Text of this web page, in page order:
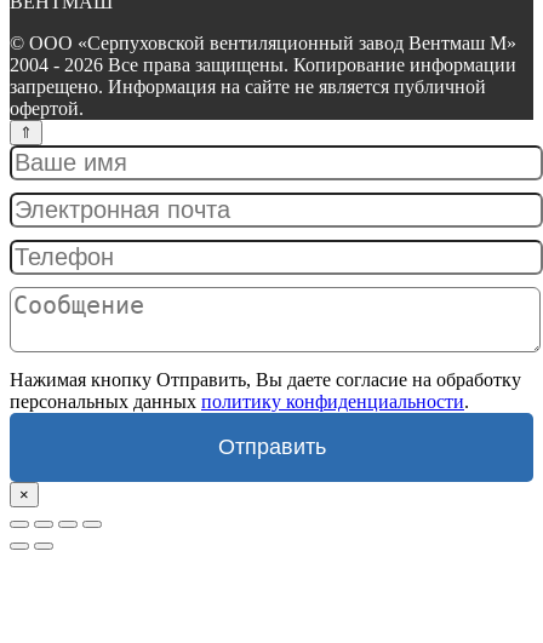
© ООО «Серпуховской вентиляционный завод Вентмаш М»
2004 - 2026 Все права защищены. Копирование информации
запрещено. Информация на сайте не является публичной
офертой.
Нажимая кнопку Отправить, Вы даете согласие на обработку
персональных данных политику конфиденциальности.
Отправить
×